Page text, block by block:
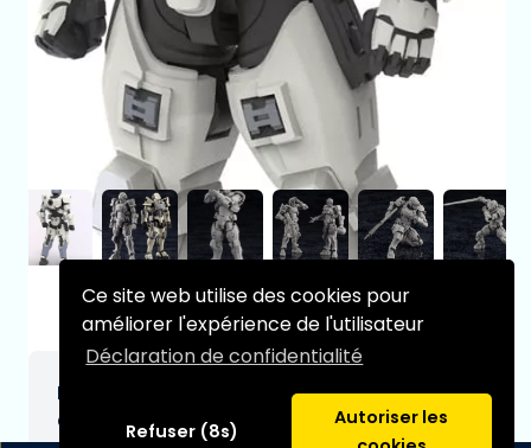
Ce site web utilise des cookies pour
améliorer l'expérience de l'utilisateur
Déclaration de confidentialité
Refuser (8s)
Autoriser les
Hexa Gear figurine Plastic Model Kit 1/24
Governor Armor Type: A1 Ver 2.0 8 cm